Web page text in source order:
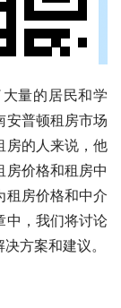
量的居民和学
安普顿租房市场
房的人来说，他
房价格和租房中
租房价格和中介
中，我们将讨论
方案和建议。